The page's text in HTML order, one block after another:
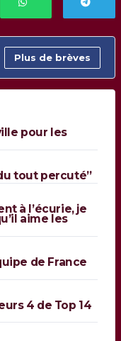
Plus de brèves
pour les
tout percuté”
à l’écurie, je
aime les
de France
4 de Top 14